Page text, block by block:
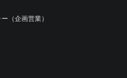
（企画営業）